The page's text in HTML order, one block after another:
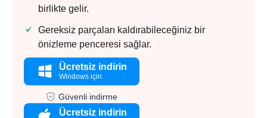
birlikte gelir.
Gereksiz parçaları kaldırabileceğiniz bir
önizleme penceresi sağlar.
Ücretsiz indirin
Windows için
Güvenli indirme
Ücretsiz indirin